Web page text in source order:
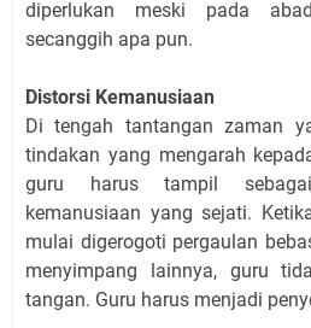
diperlukan meski pada
secanggih apa pun.
Distorsi Kemanusiaan
Di tengah tantangan zaman
tindakan yang mengarah
guru harus tampil
kemanusiaan yang sejati.
mulai digerogoti pergaulan
menyimpang lainnya, guru
tangan. Guru harus menjadi